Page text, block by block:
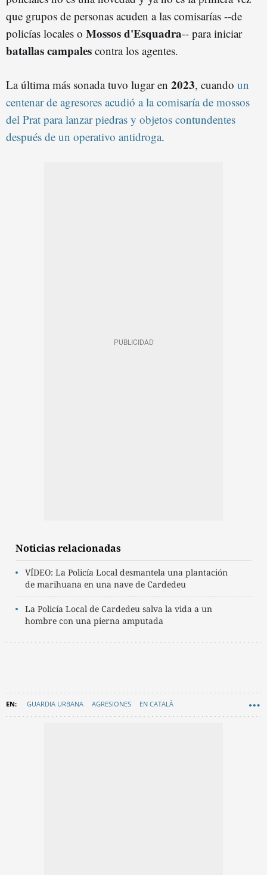
que grupos de personas acuden a las comisarías --de
policías locales o Mossos d'Esquadra-- para iniciar
batallas campales contra los agentes.
La última más sonada tuvo lugar en 2023, cuando un
centenar de agresores acudió a la comisaría de mossos
del Prat para lanzar piedras y objetos contundentes
después de un operativo antidroga.
Noticias relacionadas
VÍDEO: La Policía Local desmantela una plantación
de marihuana en una nave de Cardedeu
La Policía Local de Cardedeu salva la vida a un
hombre con una pierna amputada
GUARDIA URBANA AGRESIONES EN CATALÀ